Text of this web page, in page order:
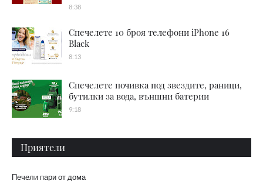
8:38
Спечелете 10 броя телефони iPhone 16
Black
8:13
Спечелете почивка под звездите, раници,
бутилки за вода, външни батерии
9:18
Приятели
Печели пари от дома